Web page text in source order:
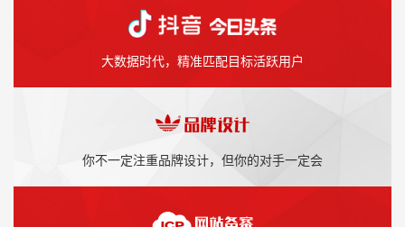
大数据时代，精准匹配目标活跃用户
你不一定注重品牌设计，但你的对手一定会